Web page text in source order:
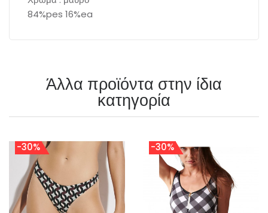
84%pes 16%ea
Άλλα προϊόντα στην ίδια
κατηγορία
-30% -30%